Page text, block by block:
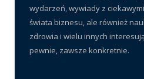
wydarzeń, wywiady z
świata biznesu, ale również
zdrowia i wielu innych
pewnie, zawsze konkretnie.